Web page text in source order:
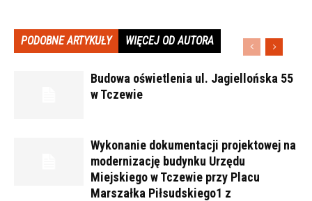
PODOBNE ARTYKUŁY WIĘCEJ OD AUTORA
Budowa oświetlenia ul. Jagiellońska 55
w Tczewie
Wykonanie dokumentacji projektowej na
modernizację budynku Urzędu
Miejskiego w Tczewie przy Placu
Marszałka Piłsudskiego1 z